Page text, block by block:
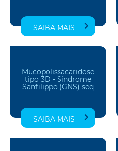
SAIBA MAIS
Mucopolissacaridose
tipo 3D - Síndrome
Sanfilippo (GNS) seq
SAIBA MAIS